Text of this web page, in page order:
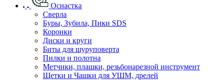
Оснастка
Сверла
Буры, Зубила, Пики SDS
Коронки
Диски и круги
Биты для шуруповерта
Пилки и полотна
Метчики, плашки, резьбонарезной инструмент
Щетки и Чашки для УШМ, дрелей